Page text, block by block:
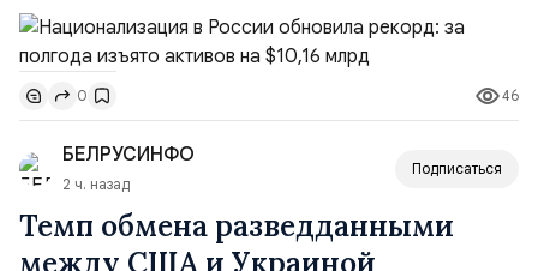
подсчитали аналитики AK&M. Это в 2,5 раза больше,
чем за аналогичный период 2025 года ($3,95 млрд).
Всего зафиксировано 15 национализационных
транзакций, которые обеспечили 42,2% денежного
объёма всего российского рынка слияний и
поглощений. Крупнейшей ...
0 46
БЕЛРУСИНФО
2 ч. назад
Подписаться
Темп обмена разведданными
между США и Украиной